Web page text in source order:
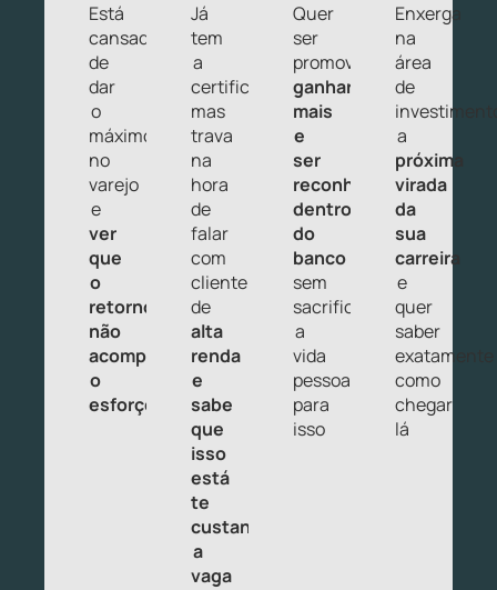
Está
cansado
de
dar
o
máximo
no
varejo
e
ver
que
o
retorno
não
acompanha
o
esforço
Já
tem
a
certificação
mas
trava
na
hora
de
falar
com
cliente
de
alta
renda
e
sabe
que
isso
está
te
custando
a
vaga
Quer
ser
promovido,
ganhar
mais
e
ser
reconhecido
dentro
do
banco
sem
sacrificar
a
vida
pessoal
para
isso
Enxerga
na
área
de
a
próxima
virada
da
sua
carreira
e
quer
saber
exatamente
como
chegar
lá